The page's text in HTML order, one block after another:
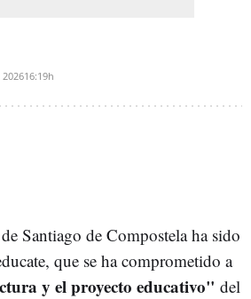
16:19h
de Santiago de Compostela ha sido
que se ha comprometido a
y el proyecto educativo" del